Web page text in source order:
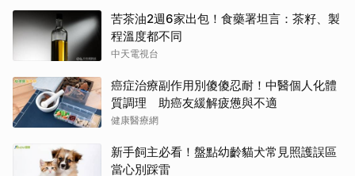
苦茶油2週6家出包！食藥署坦言：茶籽、製
程溫度都不同
中天電視台
癌症治療副作用別傻傻忍耐！中醫個人化體
質調理 助癌友緩解疲憊與不適
健康醫療網
新手飼主必看！盤點幼齡貓犬常見照護誤區
當心別踩雷